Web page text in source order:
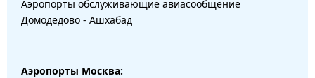
Аэропорты обслуживающие авиасообщение
Домодедово - Ашхабад
Аэропорты Москва: